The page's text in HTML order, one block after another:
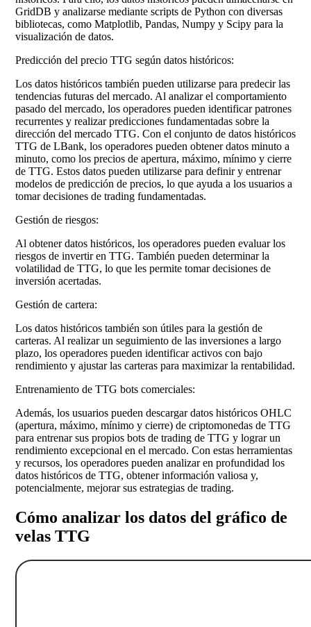
GridDB y analizarse mediante scripts de Python con diversas
bibliotecas, como Matplotlib, Pandas, Numpy y Scipy para la
visualización de datos.
Predicción del precio TTG según datos históricos:
Los datos históricos también pueden utilizarse para predecir las
tendencias futuras del mercado. Al analizar el comportamiento
pasado del mercado, los operadores pueden identificar patrones
recurrentes y realizar predicciones fundamentadas sobre la
dirección del mercado TTG. Con el conjunto de datos históricos
TTG de LBank, los operadores pueden obtener datos minuto a
minuto, como los precios de apertura, máximo, mínimo y cierre
de TTG. Estos datos pueden utilizarse para definir y entrenar
modelos de predicción de precios, lo que ayuda a los usuarios a
tomar decisiones de trading fundamentadas.
Gestión de riesgos:
Al obtener datos históricos, los operadores pueden evaluar los
riesgos de invertir en TTG. También pueden determinar la
volatilidad de TTG, lo que les permite tomar decisiones de
inversión acertadas.
Gestión de cartera:
Los datos históricos también son útiles para la gestión de
carteras. Al realizar un seguimiento de las inversiones a largo
plazo, los operadores pueden identificar activos con bajo
rendimiento y ajustar las carteras para maximizar la rentabilidad.
Entrenamiento de TTG bots comerciales:
Además, los usuarios pueden descargar datos históricos OHLC
(apertura, máximo, mínimo y cierre) de criptomonedas de TTG
para entrenar sus propios bots de trading de TTG y lograr un
rendimiento excepcional en el mercado. Con estas herramientas
y recursos, los operadores pueden analizar en profundidad los
datos históricos de TTG, obtener información valiosa y,
potencialmente, mejorar sus estrategias de trading.
Cómo analizar los datos del gráfico de
velas TTG